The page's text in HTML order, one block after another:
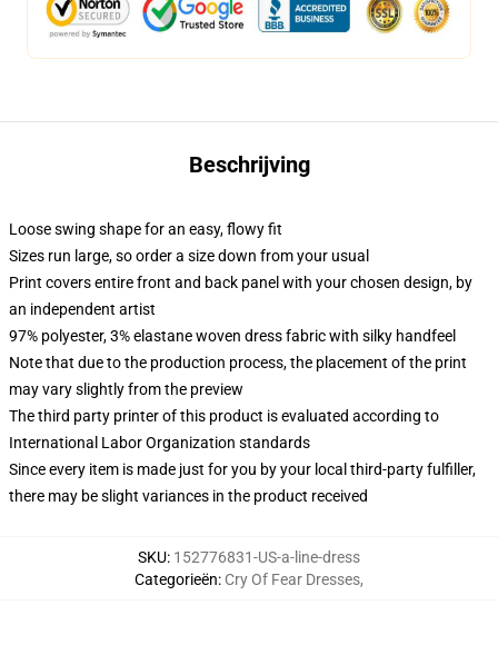
Beschrijving
Loose swing shape for an easy, flowy fit
Sizes run large, so order a size down from your usual
Print covers entire front and back panel with your chosen design, by
an independent artist
97% polyester, 3% elastane woven dress fabric with silky handfeel
Note that due to the production process, the placement of the print
may vary slightly from the preview
The third party printer of this product is evaluated according to
International Labor Organization standards
Since every item is made just for you by your local third-party fulfiller,
there may be slight variances in the product received
SKU: 152776831-US-a-line-dress
Categorieën: Cry Of Fear Dresses,